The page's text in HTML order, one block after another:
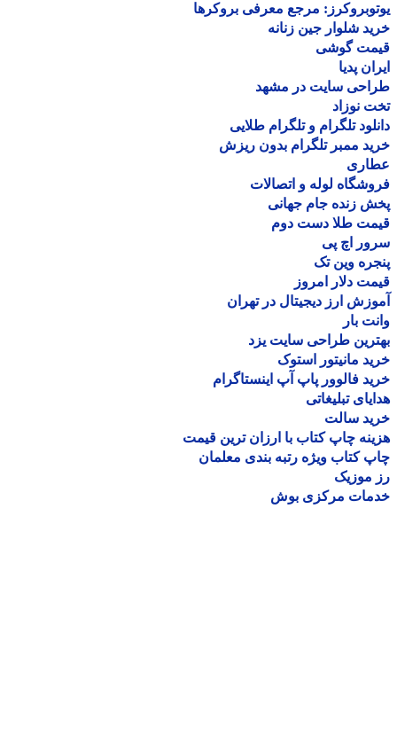
مرجع معرفی بروکرها
شلوار جین زنانه
گوشی
پدیا
سایت در مشهد
نوزاد
تلگرام و تلگرام طلایی
ممبر تلگرام بدون ریزش
لوله و اتصالات
زنده جام جهانی
طلا دست دوم
اچ پی
وین تک
دلار امروز
ارز دیجیتال در تهران
بار
طراحی سایت یزد
مانیتور استوک
فالوور پاپ آپ اینستاگرام
تبلیغاتی
سالت
چاپ کتاب با ارزان ترین قیمت
کتاب ویژه رتبه بندی معلمان
موزیک
مرکزی بوش